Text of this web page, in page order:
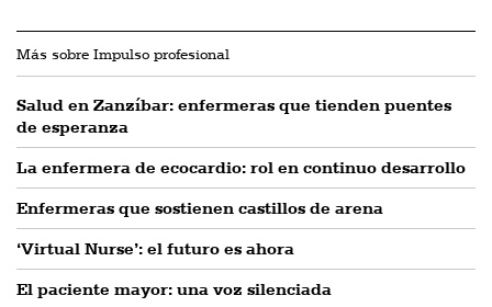
Más sobre Impulso profesional
Salud en Zanzíbar: enfermeras que tienden puentes
de esperanza
La enfermera de ecocardio: rol en continuo desarrollo
Enfermeras que sostienen castillos de arena
‘Virtual Nurse’: el futuro es ahora
El paciente mayor: una voz silenciada